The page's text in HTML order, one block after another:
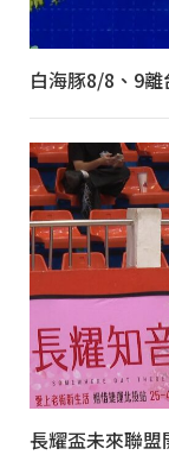
白海豚8/8、9
長耀盃未來聯